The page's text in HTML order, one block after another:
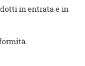
in entrata e in